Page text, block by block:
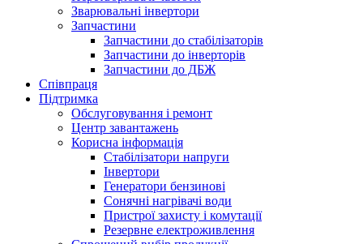
Зварювальні інвертори
Запчастини
Запчастини до стабілізаторів
Запчастини до інверторів
Запчастини до ДБЖ
Співпраця
Підтримка
Обслуговування і ремонт
Центр завантажень
Корисна інформація
Стабілізатори напруги
Інвертори
Генератори бензинові
Сонячні нагрівачі води
Пристрої захисту і комутації
Резервне електроживлення